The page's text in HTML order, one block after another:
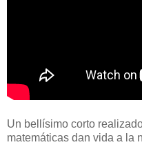
Un bellísimo corto
matemáticas dan vida a la